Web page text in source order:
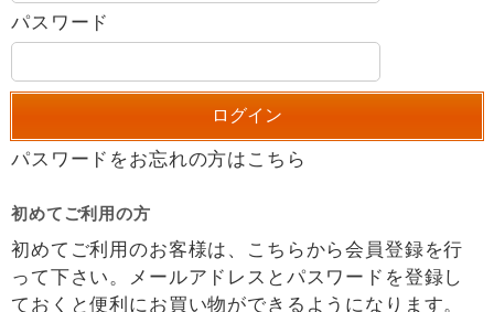
パスワード
パスワードをお忘れの方はこちら
初めてご利用の方
初めてご利用のお客様は、こちらから会員登録を行
って下さい。メールアドレスとパスワードを登録し
ておくと便利にお買い物ができるようになります。